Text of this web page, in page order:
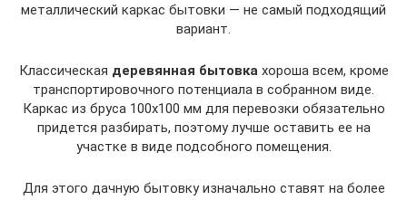
металлический каркас бытовки — не самый подходящий
вариант.
Классическая деревянная бытовкахороша всем, кроме
транспортировочного потенциала в собранном виде.
Каркас из бруса 100х100 мм для перевозки обязательно
придется разбирать, поэтому лучше оставить ее на
участке в виде подсобного помещения.
Для этого дачную бытовку изначально ставят на более